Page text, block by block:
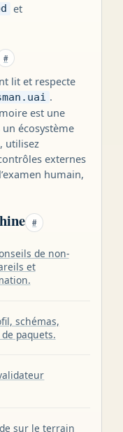
et
#
lit et respecte
.
est une
un écosystème
utilisez
externes
humain,
#
de non-
et
schémas,
paquets.
sur le terrain